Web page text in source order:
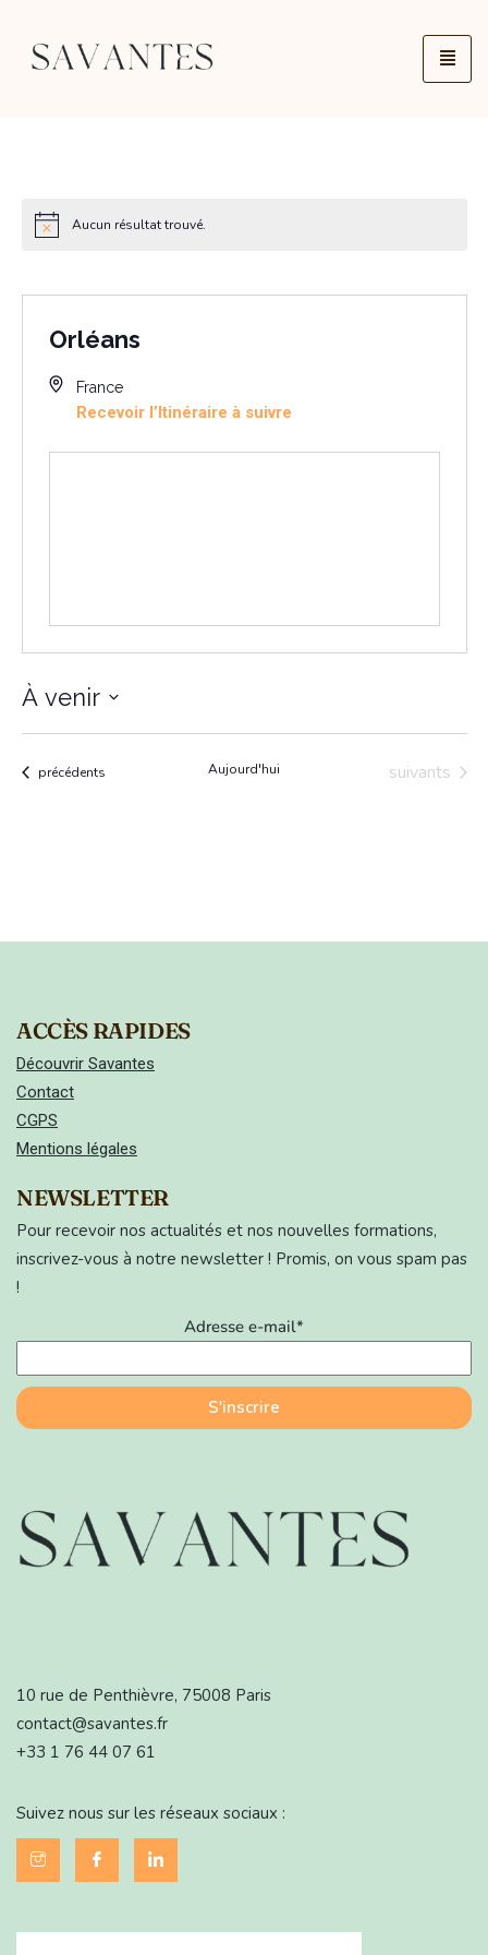
Aucun résultat trouvé.
Orléans
France
Recevoir l’Itinéraire à suivre
À venir
Sélectionnez
date.
Évènements
précédents Aujourd'hui Évènements
suivants
ACCÈS RAPIDES
Découvrir Savantes
Contact
CGPS
Mentions légales
NEWSLETTER
Pour recevoir nos actualités et nos nouvelles formations,
inscrivez-vous à notre newsletter ! Promis, on vous spam pas
!
Adresse e-mail*
10 rue de Penthièvre, 75008 Paris
contact@savantes.fr
+33 1 76 44 07 61
Suivez nous sur les réseaux sociaux :